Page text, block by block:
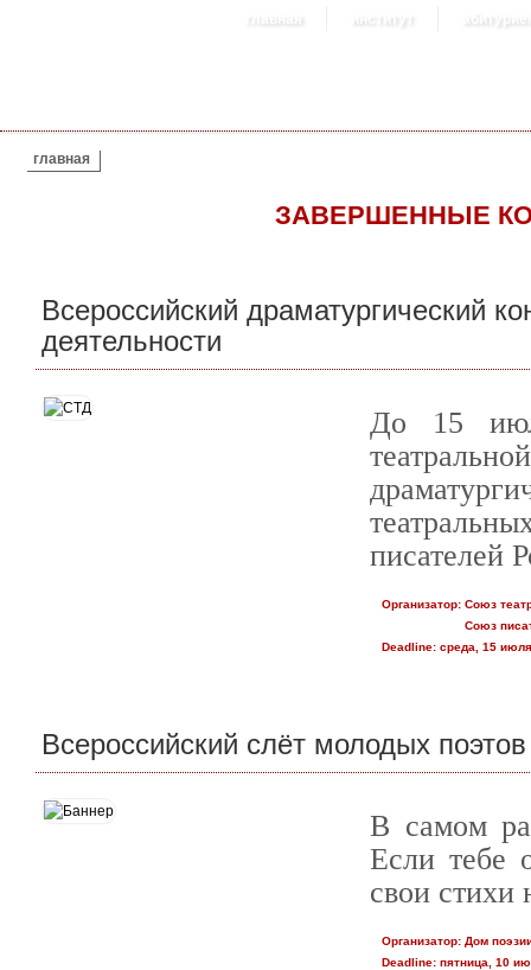
главная институт
ВЫ ЗДЕСЬ
главная
ЗАВЕРШЕННЫЕ
Всероссийский драматургический
деятельности
До 15
писателей
Организатор:Союз
Союз
Deadline:среда, 15
Всероссийский слёт молодых
В самом
Если тебе
свои стихи
Организатор:Дом
Deadline:пятница, 10